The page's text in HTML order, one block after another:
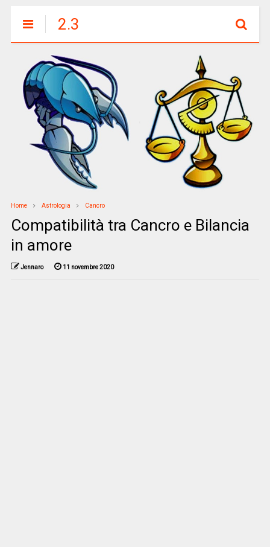
2.3
Home Astrologia Cancro
Compatibilità tra Cancro e Bilancia
in amore
Jennaro 11 novembre 2020